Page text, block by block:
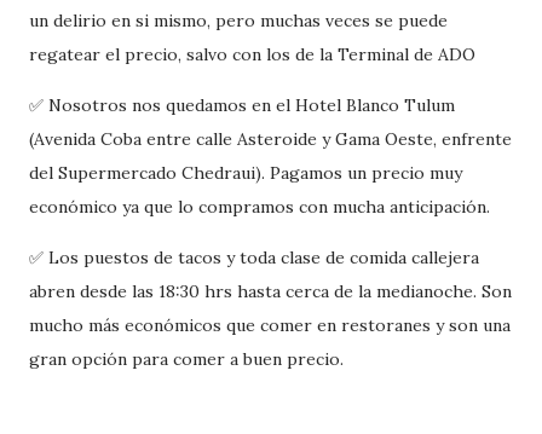
un delirio en si mismo, pero muchas veces se puede
regatear el precio, salvo con los de la Terminal de ADO
✅ Nosotros nos quedamos en el Hotel Blanco Tulum
(Avenida Coba entre calle Asteroide y Gama Oeste, enfrente
del Supermercado Chedraui). Pagamos un precio muy
económico ya que lo compramos con mucha anticipación.
✅ Los puestos de tacos y toda clase de comida callejera
abren desde las 18:30 hrs hasta cerca de la medianoche. Son
mucho más económicos que comer en restoranes y son una
gran opción para comer a buen precio.